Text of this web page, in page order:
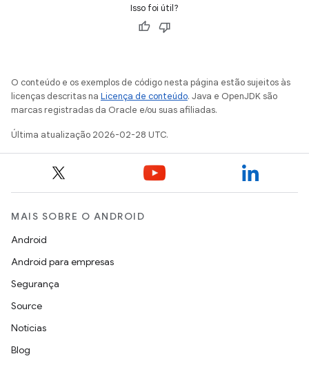
Isso foi útil?
O conteúdo e os exemplos de código nesta página estão sujeitos às
licenças descritas na Licença de conteúdo. Java e OpenJDK são
marcas registradas da Oracle e/ou suas afiliadas.
Última atualização 2026-02-28 UTC.
MAIS SOBRE O ANDROID
Android
Android para empresas
Segurança
Source
Notícias
Blog